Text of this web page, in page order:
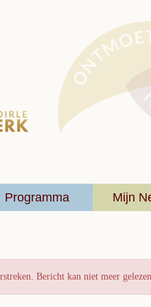
Programma Mijn
Bericht kan niet meer